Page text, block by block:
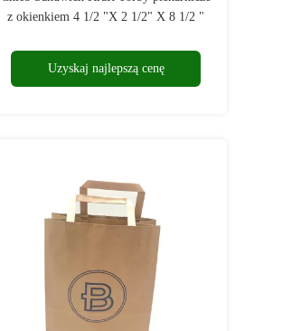
z okienkiem 4 1/2 "X 2 1/2" X 8 1/2 "
Uzyskaj najlepszą cenę